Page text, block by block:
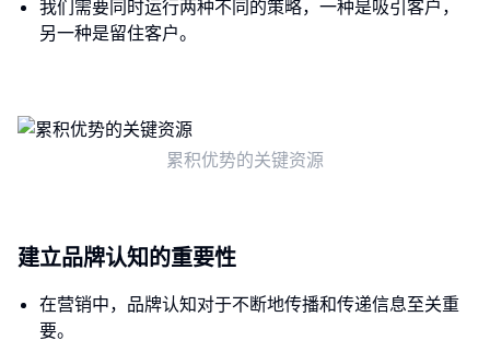
我们需要同时运行两种不同的策略，一种是吸引客户，
另一种是留住客户。
累积优势的关键资源
建立品牌认知的重要性
在营销中，品牌认知对于不断地传播和传递信息至关重
要。